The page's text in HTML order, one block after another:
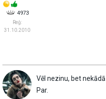
4973
Reģ:
31.10.2010
Vēl nezinu, bet
Par.